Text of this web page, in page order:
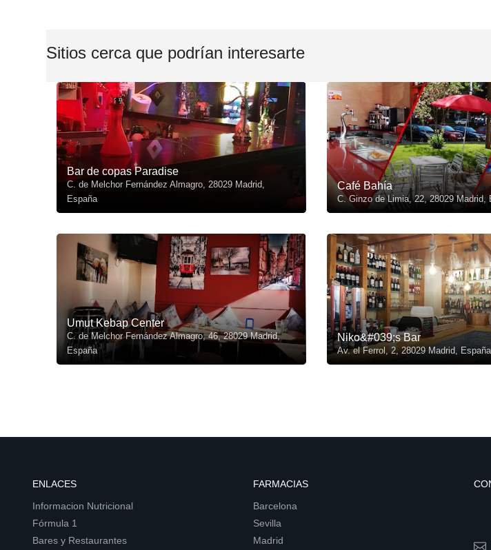
Sitios cerca que podrían interesarte
Bar de copas Paradise
C. de Melchor Fernández Almagro, 28029 Madrid,
España
Café Bahía
C. Ginzo de Limia, 22, 28029 Madrid,
Umut Kebap Center
C. de Melchor Fernández Almagro, 46, 28029 Madrid,
España
Niko&#039;s Bar
Av. el Ferrol, 2, 28029 Madrid, España
ENLACES
Informacion Nutricional
Fórmula 1
Bares y Restaurantes
FARMACIAS
Barcelona
Sevilla
Madrid